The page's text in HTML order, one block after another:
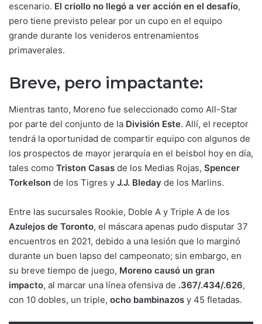
escenario. El criollo no llegó a ver acción en el desafío,
pero tiene previsto pelear por un cupo en el equipo
grande durante los venideros entrenamientos
primaverales.
Breve, pero impactante:
Mientras tanto, Moreno fue seleccionado como All-Star
por parte del conjunto de la División Este. Allí, el receptor
tendrá la oportunidad de compartir equipo con algunos de
los prospectos de mayor jerarquía en el beisbol hoy en día,
tales como Triston Casas de los Medias Rojas, Spencer
Torkelson de los Tigres y J.J. Bleday de los Marlins.
Entre las sucursales Rookie, Doble A y Triple A de los
Azulejos de Toronto, el máscara apenas pudo disputar 37
encuentros en 2021, debido a una lesión que lo marginó
durante un buen lapso del campeonato; sin embargo, en
su breve tiempo de juego, Moreno causó un gran
impacto, al marcar una línea ofensiva de .367/.434/.626,
con 10 dobles, un triple, ocho bambinazos y 45 fletadas.